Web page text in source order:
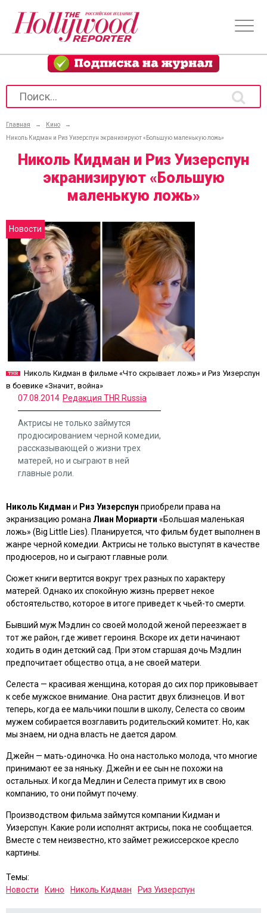
Главная → Кино
→
Николь Кидман и Риз Уизерспун экранизируют «Большую маленькую ложь»
Николь Кидман и Риз Уизерспун
экранизируют «Большую
маленькую ложь»
Новости
Николь Кидман в фильме «Что скрывает ложь» и Риз Уизерспун
в боевике «Значит, война»
07.08.2014 Редакция THR Russia
Актрисы не только займутся
продюсированием черной комедии,
рассказывающей о жизни трех
матерей, но и сыграют в ней
главные роли.
Николь Кидман и Риз Уизерспун приобрели права на
экранизацию романа Лиан Мориарти «Большая маленькая
ложь» (Big Little Lies). Планируется, что фильм будет выполнен в
жанре черной комедии. Актрисы не только выступят в качестве
продюсеров, но и сыграют главные роли.
Сюжет книги вертится вокруг трех разных по характеру
матерей. Однако их спокойную жизнь прервет некое
обстоятельство, которое в итоге приведет к чьей-то смерти.
Бывший муж Мэдлин со своей молодой женой переезжает в
тот же район, где живет героиня. Вскоре их дети начинают
ходить в один детский сад. При этом старшая дочь Мэдлин
предпочитает общество отца, а не своей матери.
Селеста — красивая женщина, которая до сих пор приковывает
к себе мужское внимание. Она растит двух близнецов. И вот
теперь, когда ее мальчики пошли в школу, Селеста со своим
мужем собирается возглавить родительский комитет. Но, как
мы знаем, ни одна власть не дается даром.
Джейн — мать-одиночка. Но она настолько молода, что многие
принимают ее за няньку. Джейн и ее сын не похожи на
остальных. И когда Медлин и Селеста примут их в свою
компанию, то они поймут почему.
Производством фильма займутся компании Кидман и
Уизерспун. Какие роли исполнят актрисы, пока не сообщается.
Вместе с тем неизвестно, кто займет режиссерское кресло
картины.
Темы:
Новости
Кино Николь Кидман Риз Уизерспун